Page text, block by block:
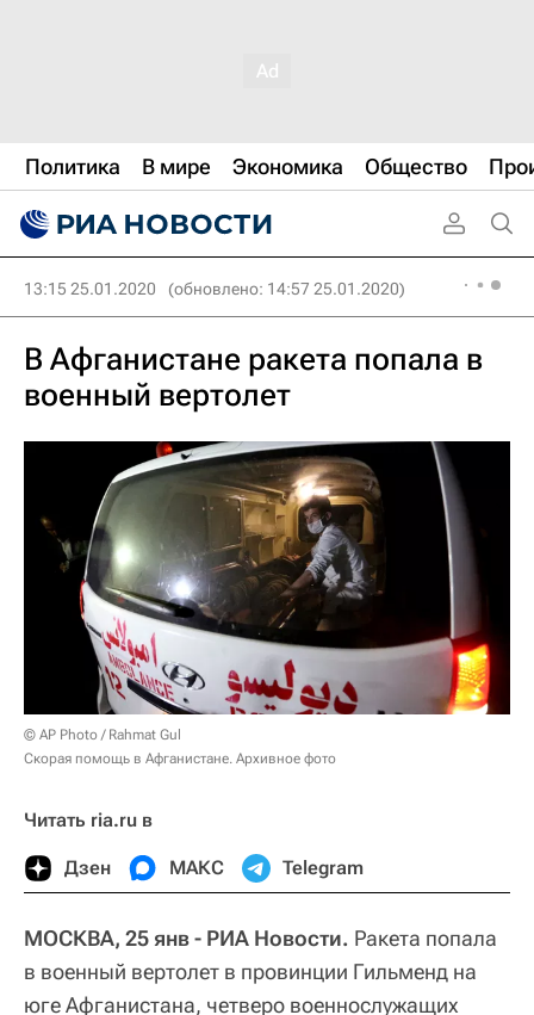
Политика В мире Экономика Общество
13:15 25.01.2020 (обновлено: 14:57 25.01.2020)
В Афганистане ракета попала в
военный вертолет
© AP Photo / Rahmat Gul
Скорая помощь в Афганистане. Архивное фото
Читать ria.ru в
Дзен МАКС Telegram
МОСКВА, 25 янв - РИА Новости. Ракета попала
в военный вертолет в провинции Гильменд на
юге Афганистана, четверо военнослужащих